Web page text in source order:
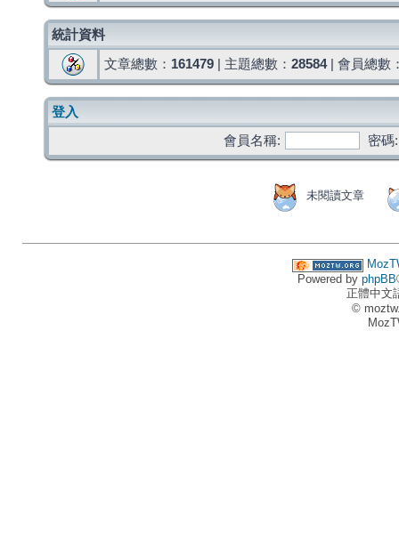
統計資料
文章總數： 161479 | 主題總數： 28584| 會員總數
登入
會員名稱:
密碼:
未閱讀文章
Powered by phpBB
正體中文
©